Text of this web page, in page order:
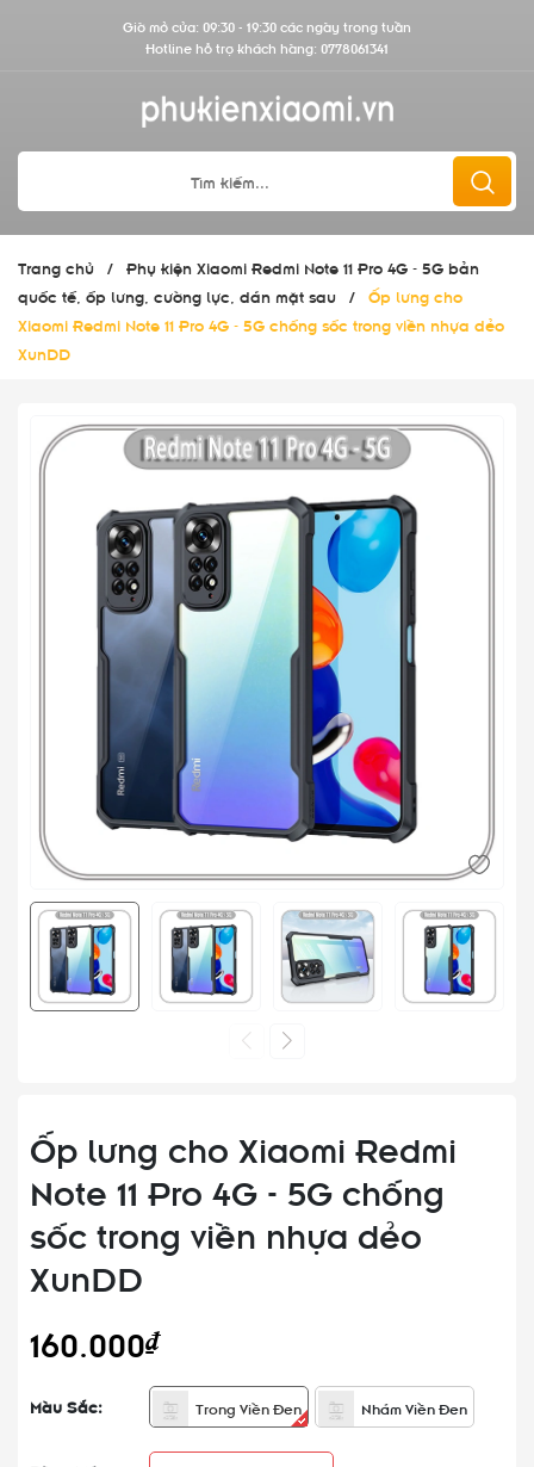
Giờ mở cửa: 09:30 - 19:30 các ngày trong tuần
Hotline hỗ trợ khách hàng: 0778061341
Trang chủ / Phụ kiện Xiaomi Redmi Note 11 Pro 4G - 5G bản
quốc tế, ốp lưng, cường lực, dán mặt sau
/ Ốp lưng cho
Xiaomi Redmi Note 11 Pro 4G - 5G chống sốc trong viền nhựa dẻo
XunDD
Ốp lưng cho Xiaomi Redmi
Note 11 Pro 4G - 5G chống
sốc trong viền nhựa dẻo
XunDD
160.000₫
Màu Sắc: Trong Viền Đen Nhám Viền Đen